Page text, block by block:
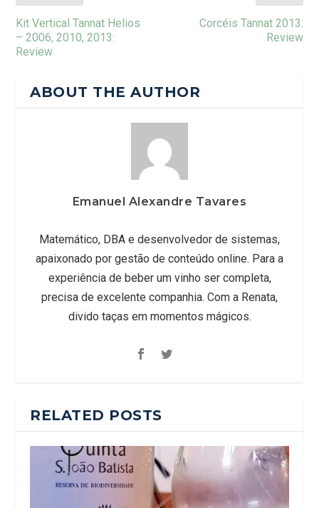
Kit Vertical Tannat Helios
– 2006, 2010, 2013:
Review
Corcéis Tannat 2013:
Review
ABOUT THE AUTHOR
Emanuel Alexandre Tavares
Matemático, DBA e desenvolvedor de sistemas,
apaixonado por gestão de conteúdo online. Para a
experiência de beber um vinho ser completa,
precisa de excelente companhia. Com a Renata,
divido taças em momentos mágicos.
RELATED POSTS